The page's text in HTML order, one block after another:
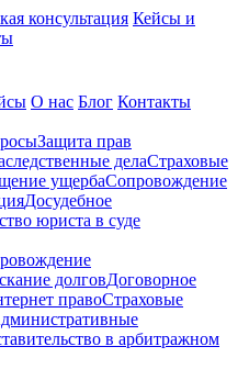
консультация Кейсы и
О нас Блог Контакты
Защита прав
делаСтраховые
ущербаСопровождение
Досудебное
юриста в суде
долговДоговорное
правоСтраховые
в арбитражном